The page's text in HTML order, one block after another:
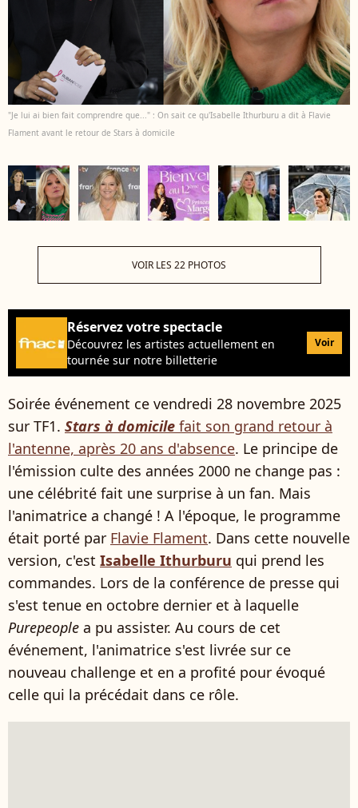
"Je lui ai bien fait comprendre que..." : On sait ce qu'Isabelle Ithurburu a dit à Flavie
Flament avant le retour de Stars à domicile
VOIR LES 22 PHOTOS
Réservez votre spectacle
Découvrez les artistes actuellement en
tournée sur notre billetterie
Voir
Soirée événement ce vendredi 28 novembre 2025
sur TF1. Stars à domicile fait son grand retour à
l'antenne, après 20 ans d'absence. Le principe de
l'émission culte des années 2000 ne change pas :
une célébrité fait une surprise à un fan. Mais
l'animatrice a changé ! A l'époque, le programme
était porté par Flavie Flament. Dans cette nouvelle
version, c'est Isabelle Ithurburu qui prend les
commandes. Lors de la conférence de presse qui
s'est tenue en octobre dernier et à laquelle
Purepeople a pu assister. Au cours de cet
événement, l'animatrice s'est livrée sur ce
nouveau challenge et en a profité pour évoqué
celle qui la précédait dans ce rôle.